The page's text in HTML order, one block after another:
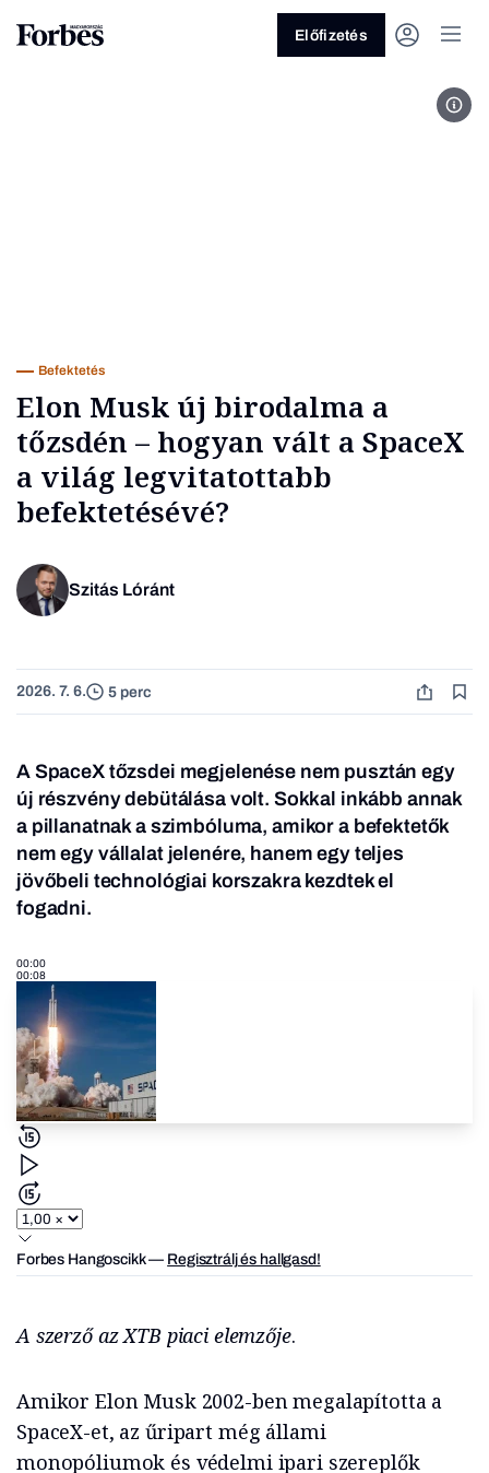
Előfizetés
Befektetés
Elon Musk új birodalma a
tőzsdén – hogyan vált a SpaceX
a világ legvitatottabb
befektetésévé?
Szitás Lóránt
2026. 7. 6. 5 perc
A SpaceX tőzsdei megjelenése nem pusztán egy
új részvény debütálása volt. Sokkal inkább annak
a pillanatnak a szimbóluma, amikor a befektetők
nem egy vállalat jelenére, hanem egy teljes
jövőbeli technológiai korszakra kezdtek el
fogadni.
00:00
00:08
Forbes Hangoscikk— Regisztrálj és hallgasd!
A szerző az XTB piaci elemzője.
Amikor Elon Musk 2002-ben megalapította a
SpaceX-et, az űripart még állami
monopóliumok és védelmi ipari szereplők